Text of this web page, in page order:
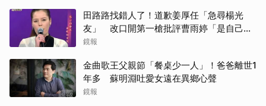
田路路找錯人了！道歉姜厚任「急尋楊光
友」 改口開第一槍批評曹雨婷「是自己太
衝動」
鏡報
金曲歌王父親節「餐桌少一人」！爸爸離世1
年多 蘇明淵吐愛女遠在異鄉心聲
鏡報